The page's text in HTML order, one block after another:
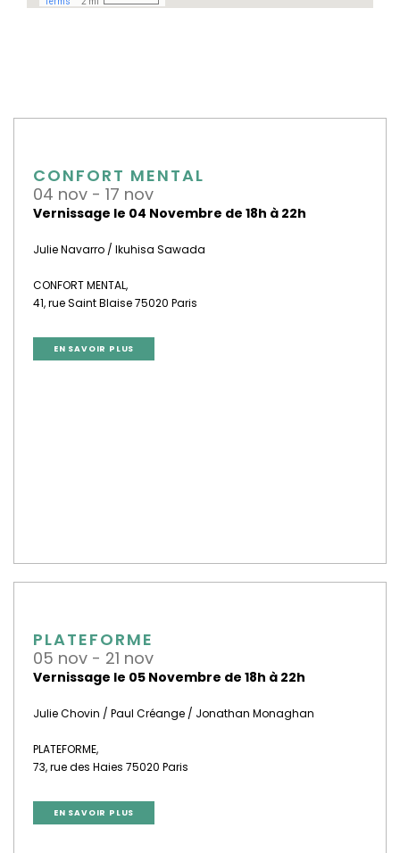
CONFORT MENTAL
04 nov - 17 nov
Vernissage le 04 Novembre de 18h à 22h
Julie Navarro / Ikuhisa Sawada
CONFORT MENTAL,
41, rue Saint Blaise 75020 Paris
EN SAVOIR PLUS
PLATEFORME
05 nov - 21 nov
Vernissage le 05 Novembre de 18h à 22h
Julie Chovin / Paul Créange / Jonathan Monaghan
PLATEFORME,
73, rue des Haies 75020 Paris
EN SAVOIR PLUS